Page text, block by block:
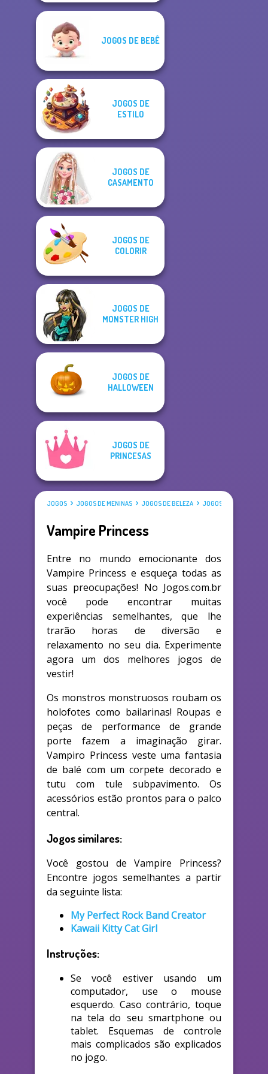
JOGOS DE BEBÊ
JOGOS DE
ESTILO
JOGOS DE
CASAMENTO
JOGOS DE
COLORIR
JOGOS DE
MONSTER HIGH
JOGOS DE
HALLOWEEN
JOGOS DE
PRINCESAS
JOGOS JOGOS DE MENINAS JOGOS DE BELEZA JOGOS DE VESTIR
Vampire Princess
Entre no mundo emocionante dos
Vampire Princess e esqueça todas as
suas preocupações! No Jogos.com.br
você pode encontrar muitas
experiências semelhantes, que lhe
trarão horas de diversão e
relaxamento no seu dia. Experimente
agora um dos melhores jogos de
vestir!
Os monstros monstruosos roubam os
holofotes como bailarinas! Roupas e
peças de performance de grande
porte fazem a imaginação girar.
Vampiro Princess veste uma fantasia
de balé com um corpete decorado e
tutu com tule subpavimento. Os
acessórios estão prontos para o palco
central.
Jogos similares:
Você gostou de Vampire Princess?
Encontre jogos semelhantes a partir
da seguinte lista:
My Perfect Rock Band Creator
Kawaii Kitty Cat Girl
Instruções:
Se você estiver usando um
computador, use o mouse
esquerdo. Caso contrário, toque
na tela do seu smartphone ou
tablet. Esquemas de controle
mais complicados são explicados
no jogo.